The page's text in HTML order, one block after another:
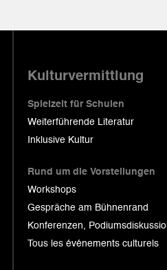
Kulturvermittlung
Spielzeit für Schulen
Weiterführende Literatur
Inklusive Kultur
Rund um die Vorstellungen
Workshops
Gespräche am Bühnenrand
Konferenzen,
Tous les événements culturels